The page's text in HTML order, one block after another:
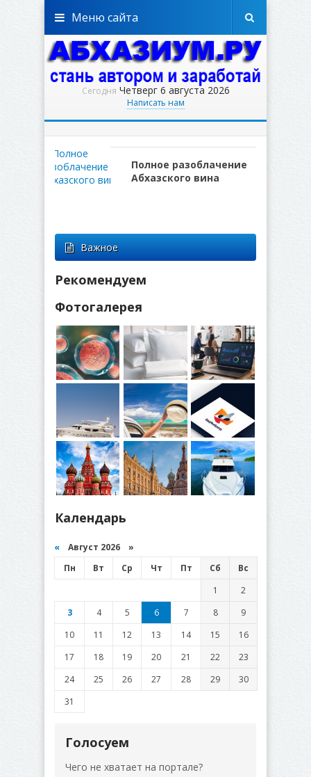
Сегодня Четверг 6 августа 2026
Написать нам
Меню сайта
Полное разоблачение
Абхазского вина
Важное
Рекомендуем
Фотогалерея
Календарь
« Август 2026 »
Пн
Вт Ср Чт Пт Сб
Вс
1
2
3
4 5 6 7 8
9
10
11 12 13 14 15
16
17
18 19 20 21 22
23
24
25 26 27 28 29
30
31
Голосуем
Чего не хватает на портале?